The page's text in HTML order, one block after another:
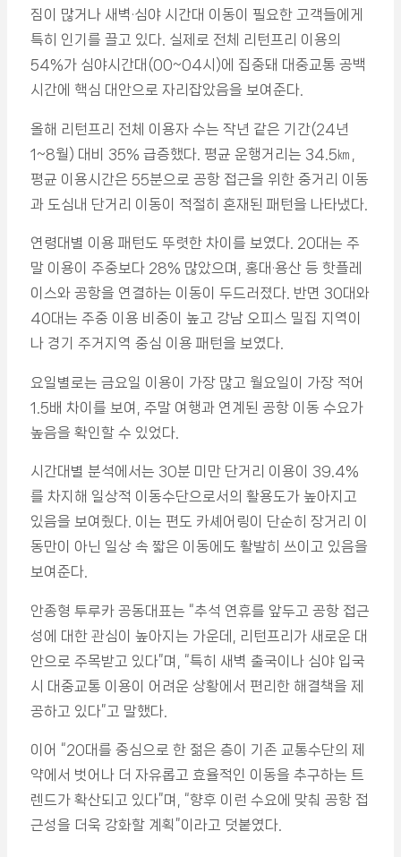
짐이 많거나 새벽·심야 시간대 이동이 필요한 고객들에게
특히 인기를 끌고 있다. 실제로 전체 리턴프리 이용의
54%가 심야시간대(00~04시)에 집중돼 대중교통 공백
시간에 핵심 대안으로 자리잡았음을 보여준다.
올해 리턴프리 전체 이용자 수는 작년 같은 기간(24년
1~8월) 대비 35% 급증했다. 평균 운행거리는 34.5㎞,
평균 이용시간은 55분으로 공항 접근을 위한 중거리 이동
과 도심내 단거리 이동이 적절히 혼재된 패턴을 나타냈다.
연령대별 이용 패턴도 뚜렷한 차이를 보였다. 20대는 주
말 이용이 주중보다 28% 많았으며, 홍대·용산 등 핫플레
이스와 공항을 연결하는 이동이 두드러졌다. 반면 30대와
40대는 주중 이용 비중이 높고 강남 오피스 밀집 지역이
나 경기 주거지역 중심 이용 패턴을 보였다.
요일별로는 금요일 이용이 가장 많고 월요일이 가장 적어
1.5배 차이를 보여, 주말 여행과 연계된 공항 이동 수요가
높음을 확인할 수 있었다.
시간대별 분석에서는 30분 미만 단거리 이용이 39.4%
를 차지해 일상적 이동수단으로서의 활용도가 높아지고
있음을 보여줬다. 이는 편도 카셰어링이 단순히 장거리 이
동만이 아닌 일상 속 짧은 이동에도 활발히 쓰이고 있음을
보여준다.
안종형 투루카 공동대표는 “추석 연휴를 앞두고 공항 접근
성에 대한 관심이 높아지는 가운데, 리턴프리가 새로운 대
안으로 주목받고 있다”며, “특히 새벽 출국이나 심야 입국
시 대중교통 이용이 어려운 상황에서 편리한 해결책을 제
공하고 있다”고 말했다.
이어 “20대를 중심으로 한 젊은 층이 기존 교통수단의 제
약에서 벗어나 더 자유롭고 효율적인 이동을 추구하는 트
렌드가 확산되고 있다”며, “향후 이런 수요에 맞춰 공항 접
근성을 더욱 강화할 계획”이라고 덧붙였다.